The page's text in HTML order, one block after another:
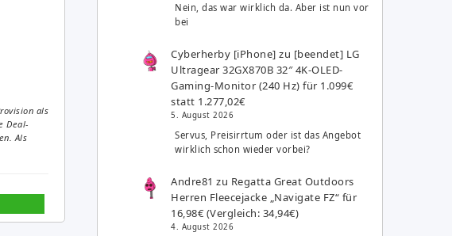
als
Deal-
Als
Nein, das war wirklich da. Aber ist nun vor
bei
Cyberherby [iPhone] zu [beendet] LG
Ultragear 32GX870B 32″ 4K-OLED-
Gaming-Monitor (240 Hz) für 1.099€
statt 1.277,02€
5. August 2026
Servus, Preisirrtum oder ist das Angebot
wirklich schon wieder vorbei?
Andre81 zu Regatta Great Outdoors
Herren Fleecejacke „Navigate FZ“ für
16,98€ (Vergleich: 34,94€)
4. August 2026